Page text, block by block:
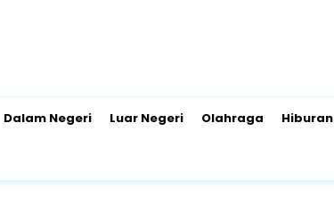
Dalam Negeri Luar Negeri Olahraga Hiburan